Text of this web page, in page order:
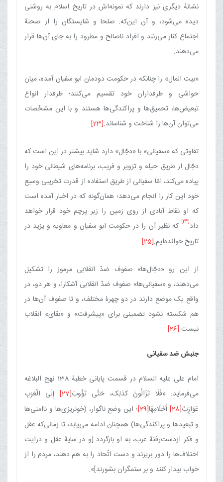
نشانۀ دیگری نیز دارند که نمونه‌اش در تاریخ اسلام به روشنی
دیده می‌شود، و آن این‌که: صلحا و شایستگان را از صحنۀ
اجتماع کنار می‌زنند و افراد ناصالح و مطرود را به جای آن‌ها قرار
می‌دهند.
«بیت المال» را چنانکه در حکومت دودمان ابو سفیان آمده، میان
حواشی و طرفداران خود تقسیم می‌کنند؛ طرفدار انواع
تبعیض‌ها، تحمیق‌ها و پراکندگی‌ها هستند و با این مشخّصات
می‌توان آن‌ها را شناخت و شناساند.[23]
تفاوتی که «سفیانی» با «دجّال» دارد شاید بیشتر در این است که
دجّال از طریق حیله و تزویر و فریب، برنامه‌های شیطانی خود را
پیاده می‌کند، امّا سفیانی از طریق استفاده از قدرت تخریبی وسیع
خود این کار را انجام می‌دهد؛ همان‌گونه که در اخبار آمده است
که او نقاط آبادی از روی زمین را زیر پرچم خود قرار خواهد
داد[24] که نظیر آن را در حکومت ابو سفیان و معاویه و یزید در
تاریخ خوانده‌ایم.[25]
از این رو «دجّال‌ها» صفوف ضدّ انقلابی مرموز را تشکیل
می‌دهند، و «سفیانی‌ها» صفوف ضدّ انقلابی آشکارا، و هر دو، در
واقع یک موضع دارند در دو چهرۀ مختلف، و تا صفوف آن‌ها در
هم شکسته نشود تضمینی برای‏ «پیشرفت» و «بقای» انقلاب
نیست.[26]
جنبش ضد سفیانی
امام علی علیه السلام در قسمت پایانی خطبۀ 138 نهج البلاغه
می‌فرماید: «فَلَا تَزَالُونَ کذلِک، حَتَّی تَؤُوبَ‏[27] إِلَی‏ الْعَرَبِ
عَوَازِبُ‏[28]أَحْلَامِهَا[29]؛ این وضع ناگوار، (خونریزی‌ها و ناامنی‌ها
و تبعیدها و پراکندگی‌ها) همچنان ادامه می‌یابد، تا زمانی‌که عقل
و فکر ازدست‌رفتۀ عرب، به او بازگردد [و در سایۀ عقل و درایت
اختلاف‌ها را دور بریزند و دست اتّحاد را به هم دهند، مردم را از
خواب بیدار کنند و بر ستمگران بشورند]».